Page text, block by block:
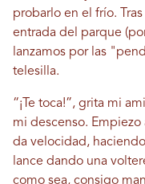
probarlo en el frío.
entrada del parque
lanzamos por las
telesilla.
“¡Te toca!”, grita mi
mi descenso.
da velocidad,
lance dando una
como sea, consigo